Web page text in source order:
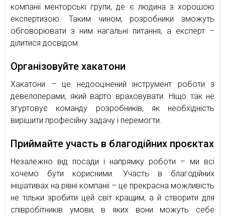
компанії менторські групи, де є людина з хорошою
експертизою. Таким чином, розробники зможуть
обговорювати з ним нагальні питання, а експерт –
ділитися досвідом.
Організовуйте хакатони
Хакатони – це недооцінений інструмент роботи з
девелоперами, який варто враховувати. Ніщо так не
згуртовує команду розробників, як необхідність
вирішити професійну задачу і перемогти.
Приймайте участь в благодійних проєктах
Незалежно від посади і напрямку роботи – ми всі
хочемо бути корисними. Участь в благодійних
ініціативах на рівні компанії – це прекрасна можливість
не тільки зробити цей світ кращим, а й створити для
співробітників умови, в яких вони можуть себе